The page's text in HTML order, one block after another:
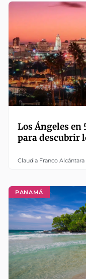
Los Ángeles
para descubrir
Claudia Franco Alcántara
PANAMÁ